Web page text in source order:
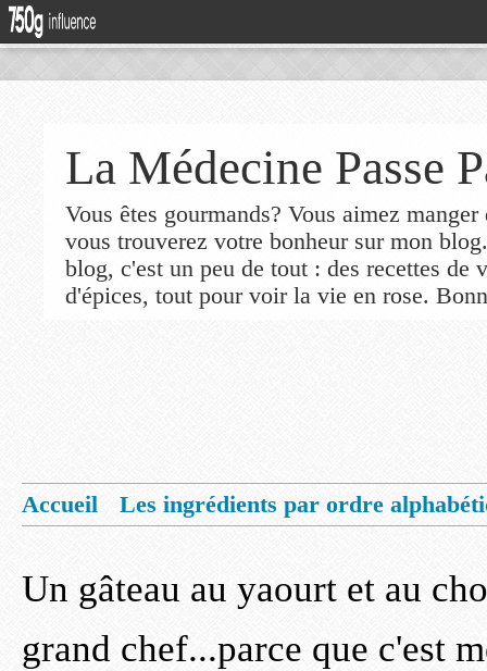
La Médecine Passe
Vous êtes gourmands? Vous aimez
vous trouverez votre bonheur sur mon
blog, c'est un peu de tout : des recettes de
d'épices, tout pour voir la vie en rose.
Accueil
Les ingrédients par ordre
Un gâteau au yaourt et au
grand chef...parce que c'est